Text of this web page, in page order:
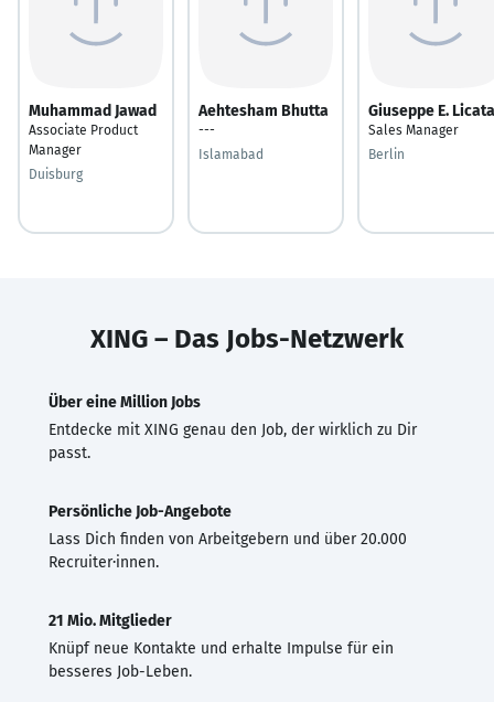
Muhammad Jawad
Associate Product
Manager
Duisburg
Aehtesham Bhutta
---
Islamabad
Giuseppe E. Licata
Sales Manager
Berlin
XING – Das Jobs-Netzwerk
Über eine Million Jobs
Entdecke mit XING genau den Job, der wirklich zu Dir
passt.
Persönliche Job-Angebote
Lass Dich finden von Arbeitgebern und über 20.000
Recruiter·innen.
21 Mio. Mitglieder
Knüpf neue Kontakte und erhalte Impulse für ein
besseres Job-Leben.